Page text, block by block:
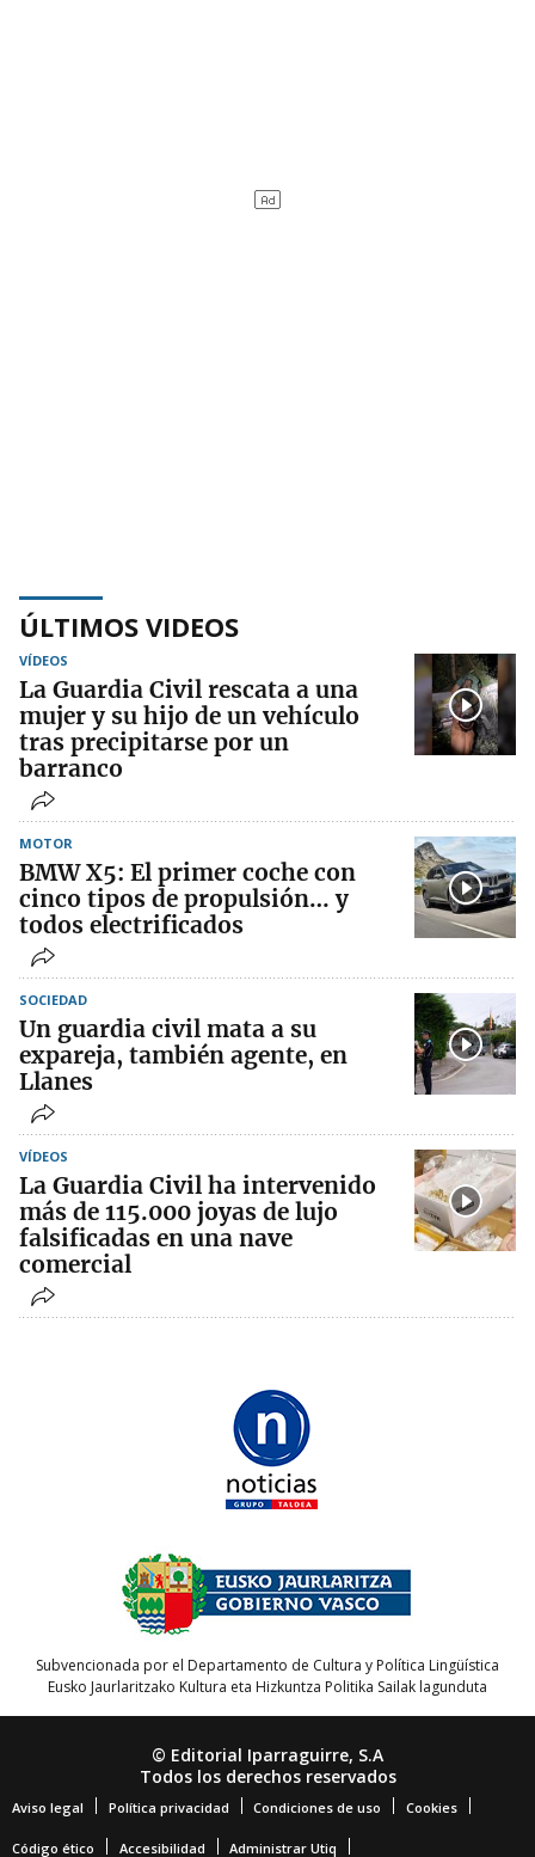
ÚLTIMOS VIDEOS
VÍDEOS
La Guardia Civil rescata a una
mujer y su hijo de un vehículo
tras precipitarse por un
barranco
MOTOR
BMW X5: El primer coche con
cinco tipos de propulsión… y
todos electrificados
SOCIEDAD
Un guardia civil mata a su
expareja, también agente, en
Llanes
VÍDEOS
La Guardia Civil ha intervenido
más de 115.000 joyas de lujo
falsificadas en una nave
comercial
Subvencionada por el Departamento de Cultura y Política Lingüística
Eusko Jaurlaritzako Kultura eta Hizkuntza Politika Sailak lagunduta
© Editorial Iparraguirre, S.A
Todos los derechos reservados
Aviso legal Política privacidad Condiciones de uso Cookies
Código ético Accesibilidad Administrar Utiq